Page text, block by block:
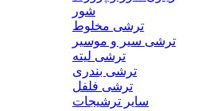
شور
ترشی مخلوط
ترشی سیر و موسیر
ترشی لیته
ترشی بندری
ترشی فلفل
سایر ترشیجات